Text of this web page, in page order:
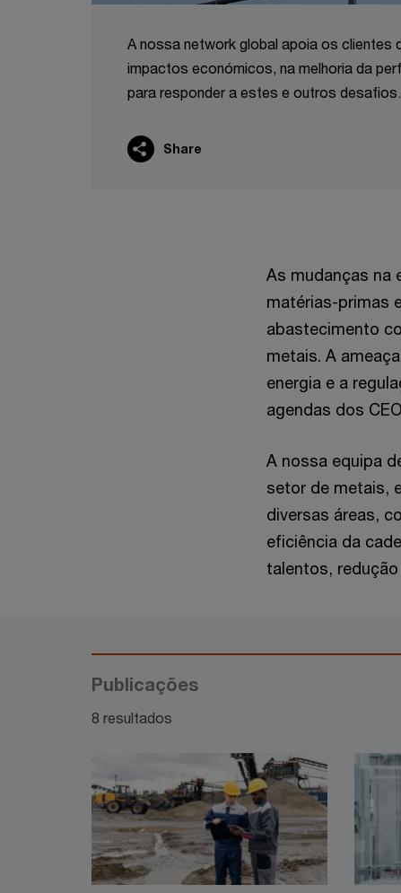
A nossa network global apoia os clientes
impactos económicos, na melhoria da
para responder a estes e outros desafios.
Share
As mudanças na
matérias-primas
abastecimento
metais. A
energia e a
agendas dos
A nossa equipa
setor de metais,
diversas áreas,
eficiência da
talentos,
Publicações
8 resultados